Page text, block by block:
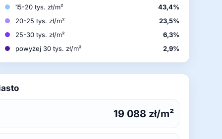
15-20 tys. zł/m²
43,4%
20-25 tys. zł/m²
23,5%
25-30 tys. zł/m²
6,3%
powyżej 30 tys. zł/m²
2,9%
19 088 zł/m²